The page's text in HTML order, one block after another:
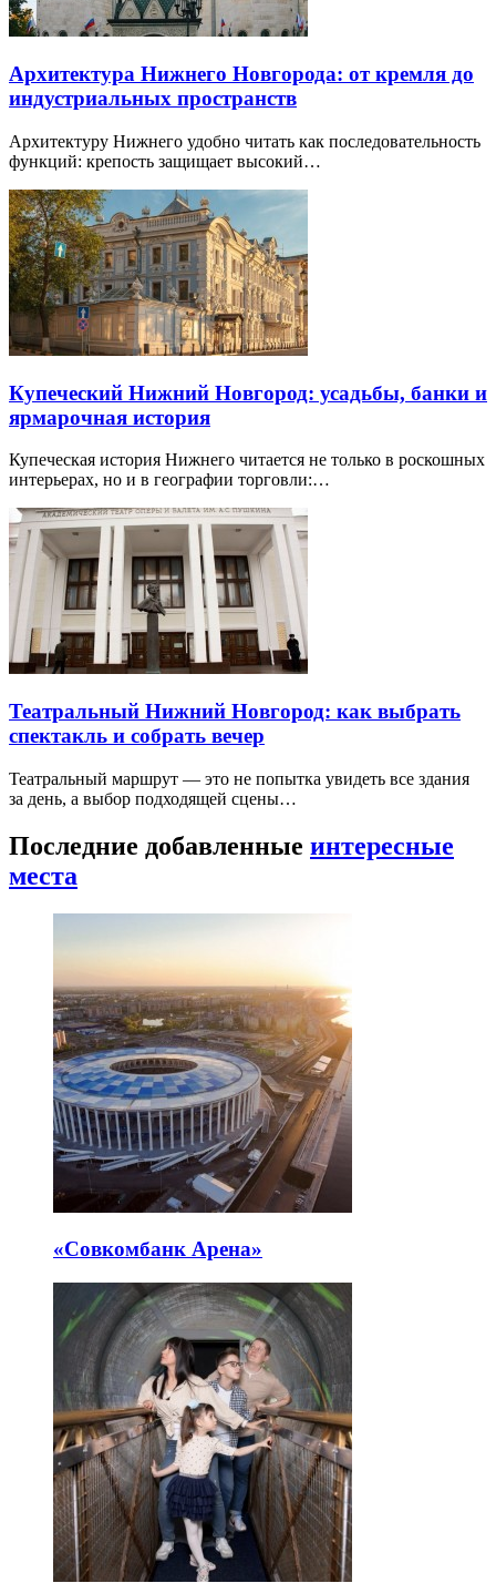
Архитектура Нижнего Новгорода: от кремля до
индустриальных пространств
Архитектуру Нижнего удобно читать как последовательность
функций: крепость защищает высокий…
Купеческий Нижний Новгород: усадьбы, банки и
ярмарочная история
Купеческая история Нижнего читается не только в роскошных
интерьерах, но и в географии торговли:…
Театральный Нижний Новгород: как выбрать
спектакль и собрать вечер
Театральный маршрут — это не попытка увидеть все здания
за день, а выбор подходящей сцены…
Последние добавленные интересные
места
«Совкомбанк Арена⁠»